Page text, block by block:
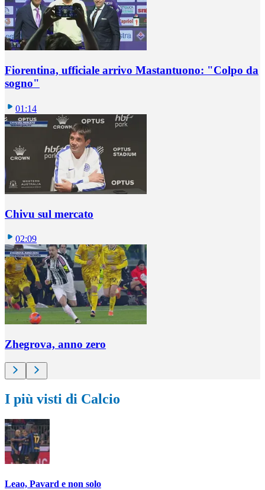
Fiorentina, ufficiale arrivo Mastantuono: "Colpo da
sogno"
01:14
Chivu sul mercato
02:09
Zhegrova, anno zero
I più visti di Calcio
Leao, Pavard e non solo